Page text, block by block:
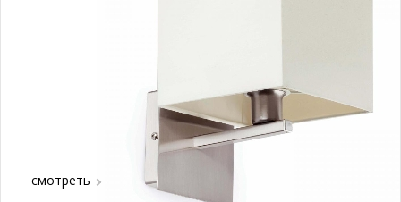
смотреть